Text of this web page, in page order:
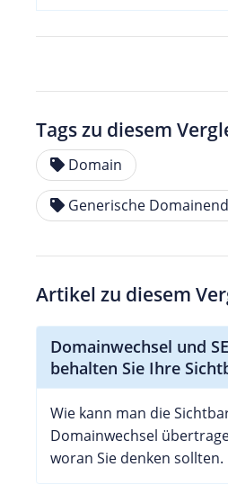
Tags zu diesem
Domain
Generische
Artikel zu diesem
Domainwechsel und
behalten Sie Ihre
Wie kann man die
Domainwechsel
woran Sie denken sollten.